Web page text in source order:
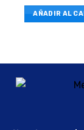
AÑADIR AL